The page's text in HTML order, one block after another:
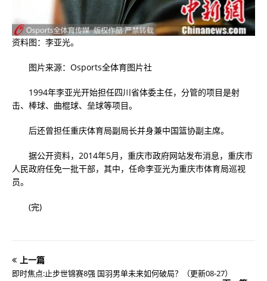
资料图：李亚光。
图片来源：Osports全体育图片社
1994年李亚光开始担任四川省体委主任，分管的项目是射
击、棒球、曲棍球、垒球等项目。
后还曾担任重庆体育局副局长并身兼中国篮协副主席。
据公开资料，2014年5月，重庆市政府网站发布消息，重庆市
人民政府任免一批干部，其中，任命李亚光为重庆市体育局巡视
员。
(完)
上一篇
即时焦点:止步世锦赛8强 国羽男单未来如何破局？（更新08-27）